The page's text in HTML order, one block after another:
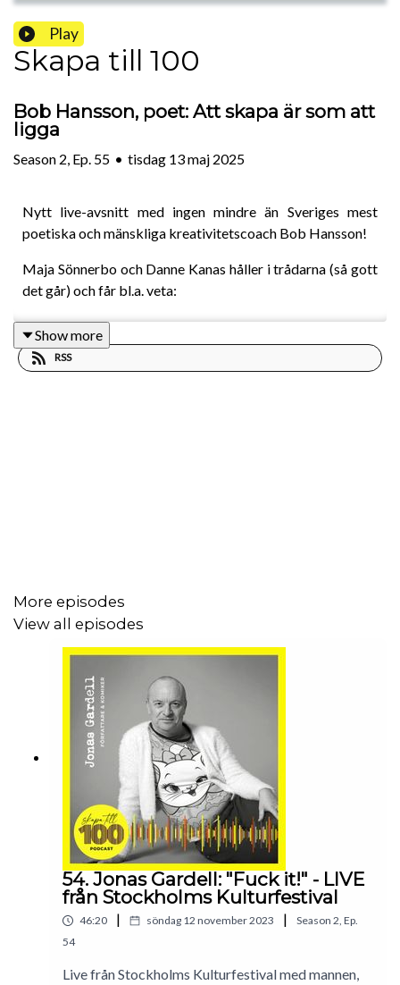
Play
Skapa till 100
Bob Hansson, poet: Att skapa är som att
ligga
Season 2 Ep. 55 • tisdag 13 maj 2025
Nytt live-avsnitt med ingen mindre än Sveriges mest
poetiska och mänskliga kreativitetscoach Bob Hansson!
Maja Sönnerbo och Danne Kanas håller i trådarna (så gott
det går) och får bl.a. veta:
Varför duktighet är kreativitetens värsta fiende
Samtalet är inspelat live från Stockholms kulturfestival i
augusti 2024.
Följ Skapa till 100 genom att prenumerera i din poddapp
och följ oss på instagram:
https://www.instagram.com/skapatill100/
Show more
RSS
More episodes
View all episodes
54. Jonas Gardell: "Fuck it!" - LIVE
från Stockholms Kulturfestival
46:20 | söndag 12 november 2023 | Season 2, Ep.
54
Live från Stockholms Kulturfestival med mannen,